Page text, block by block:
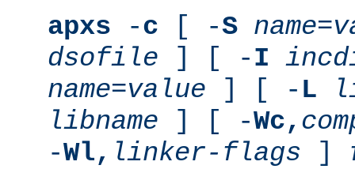
apxs -c [ -S name=
dsofile ] [ -I
name=value ] [ - L
libname ] [ -Wc,
-Wl, linker-flags ]